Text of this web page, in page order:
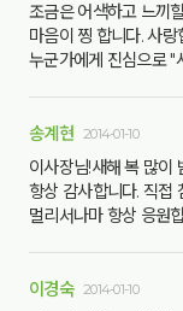
조금은 어색하고 느끼
마음이 찡 합니다. 사랑
누군가에게 진심으로 "
송계현 2014-01-10
이사장님!새해 복 많이
항상 감사합니다. 직접
멀리서나마 항상 응원
이경숙 2014-01-10